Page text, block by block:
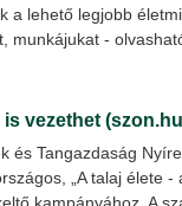
a lehető legjobb
munkájukat -
vezethet
és Tangazdaság
„A talaj élete